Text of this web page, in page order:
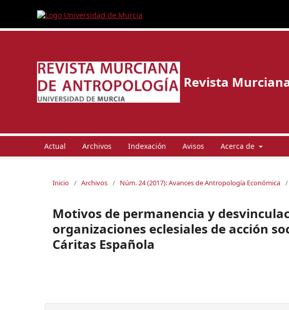
Revista
Actual Archivos Indexación Avisos Acerca de
Inicio / Archivos / Núm. 24 (2017): Avances de Antropología Económica /
Motivos de permanencia y
organizaciones eclesiales de acción
Cáritas Española